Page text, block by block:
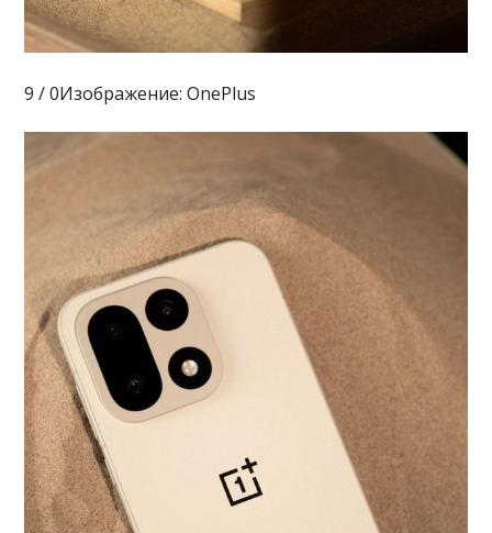
9 / 0Изображение: OnePlus